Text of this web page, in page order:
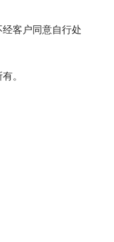
客户同意自行处
。